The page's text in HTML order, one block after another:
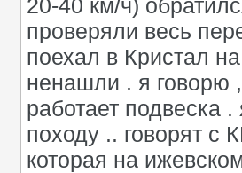
20-40 км/ч)
проверяли весь
поехал в Кристал
ненашли . я говорю
работает подвеска
походу .. говорят
которая на